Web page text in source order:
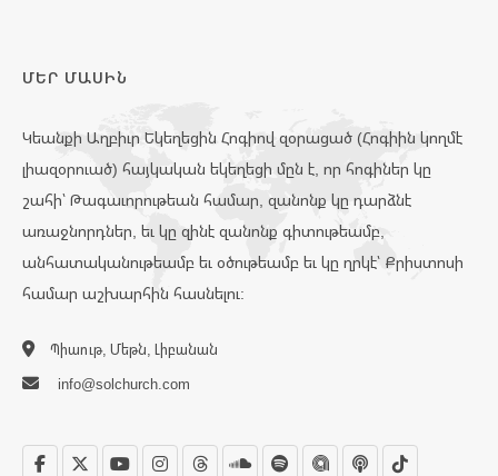
ՄԵՐ ՄԱՍԻՆ
Կեանքի Աղբիւր Եկեղեցին Հոգիով զօրացած (Հոգիին կողմէ
լիազօրուած) հայկական եկեղեցի մըն է, որ հոգիներ կը
շահի՝ Թագաւորութեան համար, զանոնք կը դարձնէ
առաջնորդներ, եւ կը զինէ զանոնք գիտութեամբ,
անհատականութեամբ եւ օծութեամբ եւ կը ղրկէ՝ Քրիստոսի
համար աշխարհին հասնելու:
Պիաութ, Մեթն, Լիբանան
info@solchurch.com